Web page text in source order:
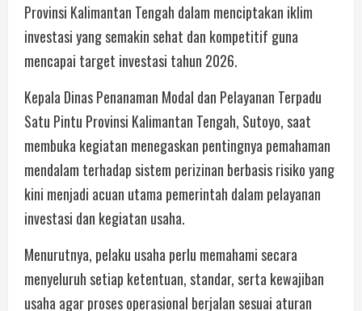
Provinsi Kalimantan Tengah dalam menciptakan iklim
investasi yang semakin sehat dan kompetitif guna
mencapai target investasi tahun 2026.
Kepala Dinas Penanaman Modal dan Pelayanan Terpadu
Satu Pintu Provinsi Kalimantan Tengah, Sutoyo, saat
membuka kegiatan menegaskan pentingnya pemahaman
mendalam terhadap sistem perizinan berbasis risiko yang
kini menjadi acuan utama pemerintah dalam pelayanan
investasi dan kegiatan usaha.
Menurutnya, pelaku usaha perlu memahami secara
menyeluruh setiap ketentuan, standar, serta kewajiban
usaha agar proses operasional berjalan sesuai aturan